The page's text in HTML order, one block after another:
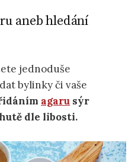
aneb hledání
jednoduše
bylinky či vaše
agaru sýr
dle libosti.